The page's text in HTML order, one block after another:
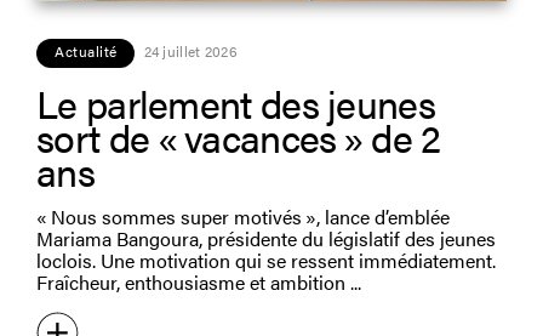
Actualité 24 juillet 2026
Le parlement des jeunes
sort de « vacances » de 2
ans
« Nous sommes super motivés », lance d’emblée
Mariama Bangoura, présidente du législatif des jeunes
loclois. Une motivation qui se ressent immédiatement.
Fraîcheur, enthousiasme et ambition